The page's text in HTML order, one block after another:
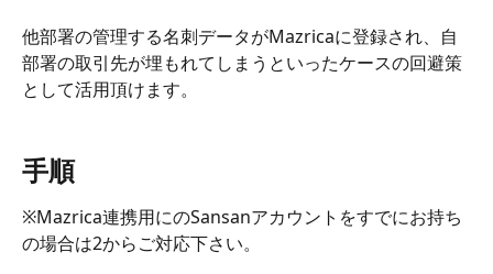
他部署の管理する名刺データがMazricaに登録され、自
部署の取引先が埋もれてしまうといったケースの回避策
として活用頂けます。
手順
※Mazrica連携用にのSansanアカウントをすでにお持ち
の場合は2からご対応下さい。